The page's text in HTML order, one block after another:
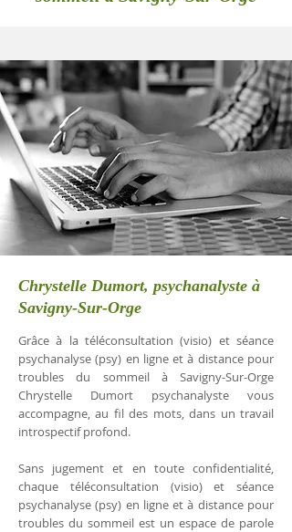
Chrystelle Dumort, psychanalyste à
Savigny-Sur-Orge
Grâce à la téléconsultation (visio) et séance
psychanalyse (psy) en ligne et à distance pour
troubles du sommeil à Savigny-Sur-Orge
Chrystelle Dumort psychanalyste vous
accompagne, au fil des mots, dans un travail
introspectif profond.
Sans jugement et en toute confidentialité,
chaque téléconsultation (visio) et séance
psychanalyse (psy) en ligne et à distance pour
troubles du sommeil est un espace de parole